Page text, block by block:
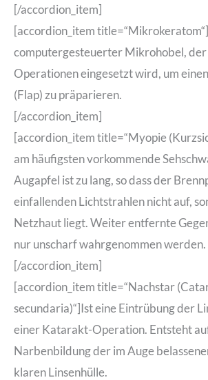
[/accordion_item]
[accordion_item
computergesteuerter Mikrohobel, der
Operationen eingesetzt wird, um
(Flap) zu präparieren.
[/accordion_item]
[accordion_item title=“Myopie
am häufigsten vorkommende
Augapfel ist zu lang, so dass der
einfallenden Lichtstrahlen nicht auf,
Netzhaut liegt. Weiter entfernte
nur unscharf wahrgenommen werden.
[/accordion_item]
[accordion_item title=“Nachstar
secundaria)“]Ist eine Eintrübung der
einer Katarakt-Operation. Entsteht
Narbenbildung der im Auge
klaren Linsenhülle.